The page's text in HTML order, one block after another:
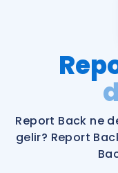
Remzi Hoca ile seni
Katılımcı
Faydalı Araçlar
Ücretsiz
Report Back ne
gelir? Report